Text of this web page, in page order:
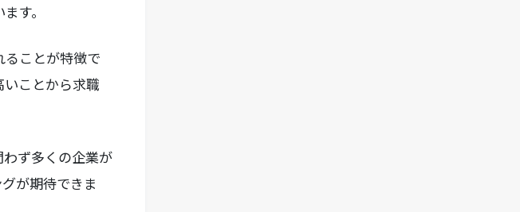
す。
ことが特徴で
ことから求職
ず多くの企業が
が期待できま